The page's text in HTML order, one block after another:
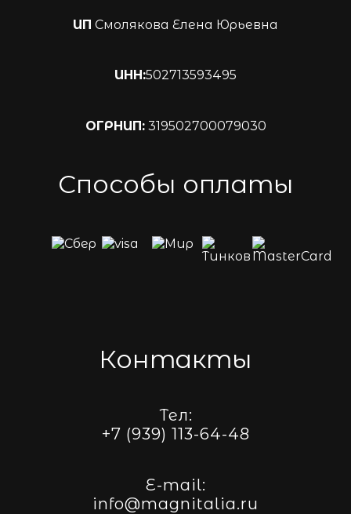
ИП Смолякова Елена Юрьевна
ИНН:502713593495
ОГРНИП:319502700079030
Способы оплаты
Контакты
Тел:
+7 (939) 113-64-48
E-mail:
info@magnitalia.ru